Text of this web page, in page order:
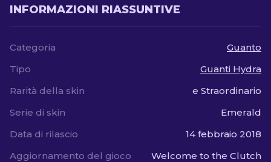
INFORMAZIONI RIASSUNTIVE
Categoria
Guanto
Tipo
Guanti Hydra
Rarità della skin
e Straordinario
Serie di skin
Emerald
Data di rilascio
14 febbraio 2018
Aggiornamento del gioco
Welcome to the Clutch